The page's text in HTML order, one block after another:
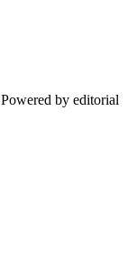
Powered by editorial